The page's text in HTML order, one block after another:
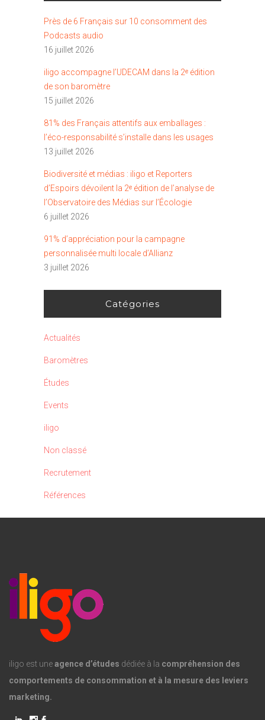
Près de 6 Français sur 10 consomment des
Podcasts audio
16 juillet 2026
iligo accompagne l’UDECAM dans la 2ᵉ édition
de son baromètre
15 juillet 2026
81% des Français attentifs aux emballages :
l’éco-responsabilité s’installe dans les usages
13 juillet 2026
Biodiversité et médias : iligo et Reporters
d’Espoirs dévoilent la 2ᵉ édition de l’analyse de
l’Observatoire des Médias sur l’Écologie
6 juillet 2026
91% d’appréciation pour la campagne
personnalisée multi locale d’Allianz
3 juillet 2026
Catégories
Actualités
Baromètres
Études
Events
iligo
Non classé
Recrutement
Références
iligo est uneagence d’études dédiée à la compréhension des
comportements de consommation et à la mesure des leviers
marketing.